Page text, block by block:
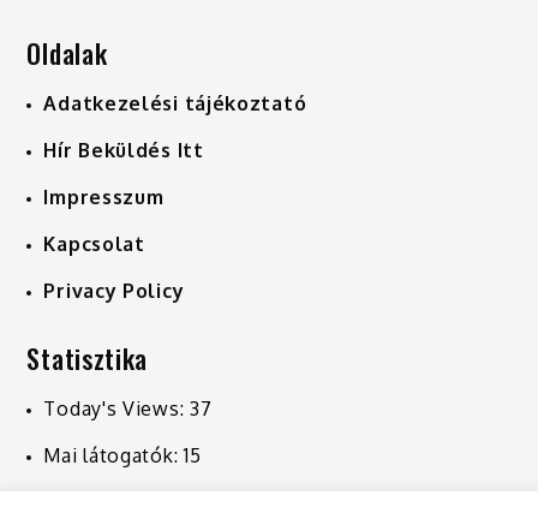
Oldalak
Adatkezelési tájékoztató
Hír Beküldés Itt
Impresszum
Kapcsolat
Privacy Policy
Statisztika
Today's Views: 37
Mai látogatók:15